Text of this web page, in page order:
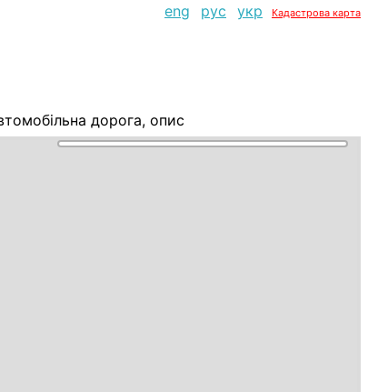
eng рус укр Кадастрова карта
дорога, опис